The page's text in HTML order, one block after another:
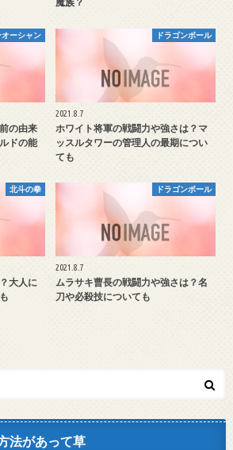
オーシャン
の由来
ドの能
ドラゴンボール
2021.8.7
ホワイト将軍の戦闘力や強さは？マ
ッスルタワーの管理人の最期につい
ても
北斗の拳
大人に
ドラゴンボール
2021.8.7
ムラサキ曹長の戦闘力や強さは？名
刀や必殺技についても
法があって草